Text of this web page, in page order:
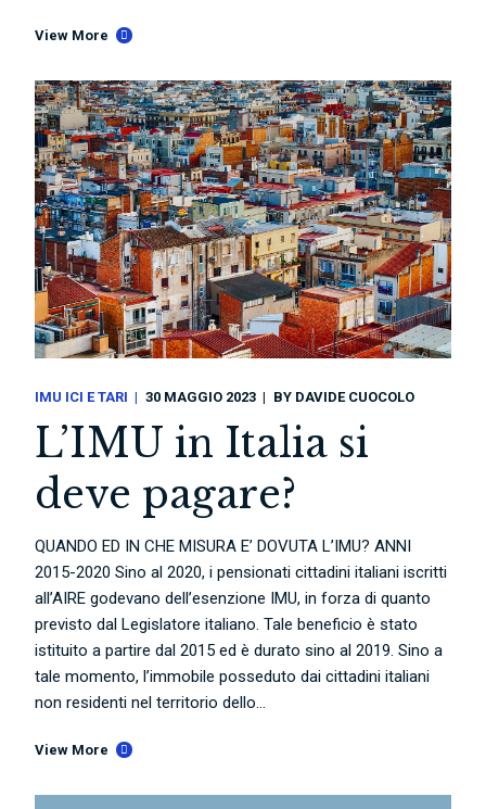
View More
IMU ICI E TARI 30 MAGGIO 2023 BY DAVIDE CUOCOLO
L’IMU in Italia si
deve pagare?
QUANDO ED IN CHE MISURA E’ DOVUTA L’IMU? ANNI
2015-2020 Sino al 2020, i pensionati cittadini italiani iscritti
all’AIRE godevano dell’esenzione IMU, in forza di quanto
previsto dal Legislatore italiano. Tale beneficio è stato
istituito a partire dal 2015 ed è durato sino al 2019. Sino a
tale momento, l’immobile posseduto dai cittadini italiani
non residenti nel territorio dello...
View More